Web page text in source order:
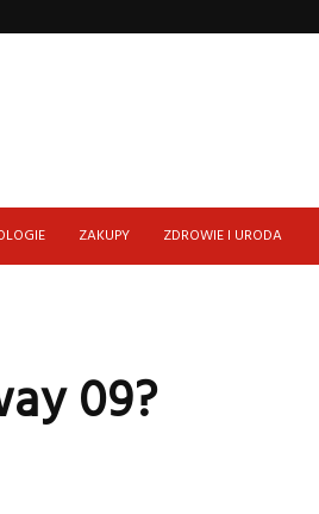
ZAKUPY ZDROWIE I URODA
09?